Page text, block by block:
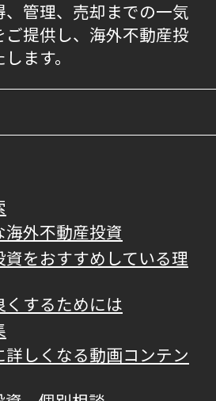
管理、売却までの一気
提供し、海外不動産投
ます。
外不動産投資
をおすすめしている理
するためには
しくなる動画コンテン